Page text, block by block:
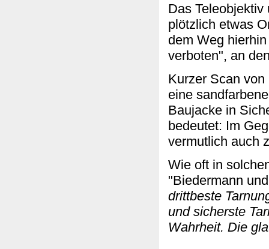
Das
plötzlich etwas
dem Weg
verboten", an
Kurzer Scan
eine
Baujacke in
bedeutet: Im
vermutlich auch
Wie oft in
"Biedermann
drittbeste
und sicherste
Wahrheit. Die